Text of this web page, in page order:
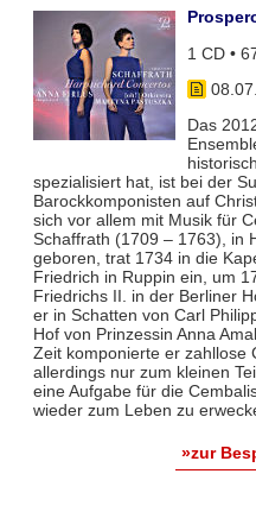
1 CD •
Das
spezialisiert hat, ist bei der
Barockkomponisten auf
sich vor allem mit Musik für
Schaffrath (1709 – 1763), in
geboren, trat 1734 in die
Friedrich in Ruppin ein, um
Friedrichs II. in der Berliner
er in Schatten von Carl
Hof von Prinzessin Anna
Zeit komponierte er zahllose
allerdings nur zum kleinen
eine Aufgabe für die
wieder zum Leben zu
»zur